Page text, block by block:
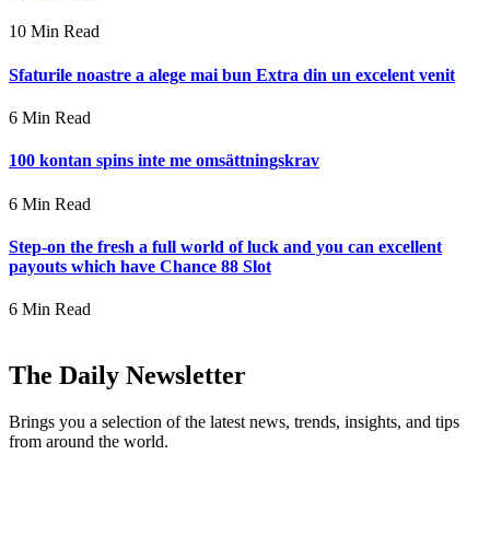
10 Min Read
Sfaturile noastre a alege mai bun Extra din un excelent venit
6 Min Read
100 kontan spins inte me omsättningskrav
6 Min Read
Step-on the fresh a full world of luck and you can excellent
payouts which have Chance 88 Slot
6 Min Read
The Daily Newsletter
Brings you a selection of the latest news, trends, insights, and tips
from around the world.